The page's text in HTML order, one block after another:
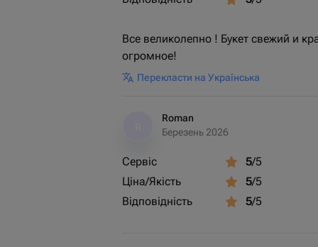
Все великолепно ! Букет свежий и
огромное!
Перекласти на Українська
Roman
Березень 2026
Сервіс 5/5
Ціна/Якість
5/5
Відповідність
5/5